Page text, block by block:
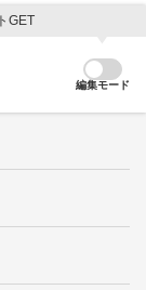
GET
編集モード